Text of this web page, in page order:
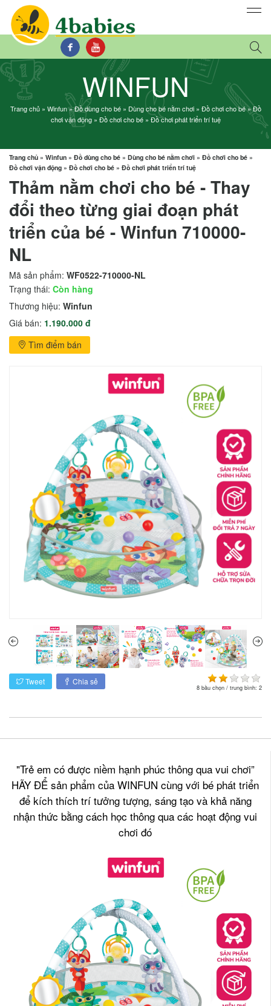
WINFUN
Trang chủ» Winfun»Đồ dùng cho bé» Dùng cho bé nằm chơi» Đồ chơi cho bé»Đồ
chơi vận động» Đồ chơi cho bé» Đồ chơi phát triển trí tuệ
Trang chủ » Winfun » Đồ dùng cho bé » Dùng cho bé nằm chơi » Đồ chơi cho bé »
Đồ chơi vận động » Đồ chơi cho bé » Đồ chơi phát triển trí tuệ
Thảm nằm chơi cho bé - Thay
đổi theo từng giai đoạn phát
triển của bé - Winfun 710000-
NL
Mã sản phẩm: WF0522-710000-NL
Trạng thái: Còn hàng
Thương hiệu: Winfun
Giá bán: 1.190.000 đ
Tìm điểm bán
8 bầu chọn / trung bình: 2
Tweet Chia sẻ
"Trẻ em có được niềm hạnh phúc thông qua vui chơi”
HÃY ĐỂ sản phẩm của WINFUN cùng với bé phát triển
để kích thích trí tưởng tượng, sáng tạo và khả năng
nhận thức bằng cách học thông qua các hoạt động vui
chơi đó